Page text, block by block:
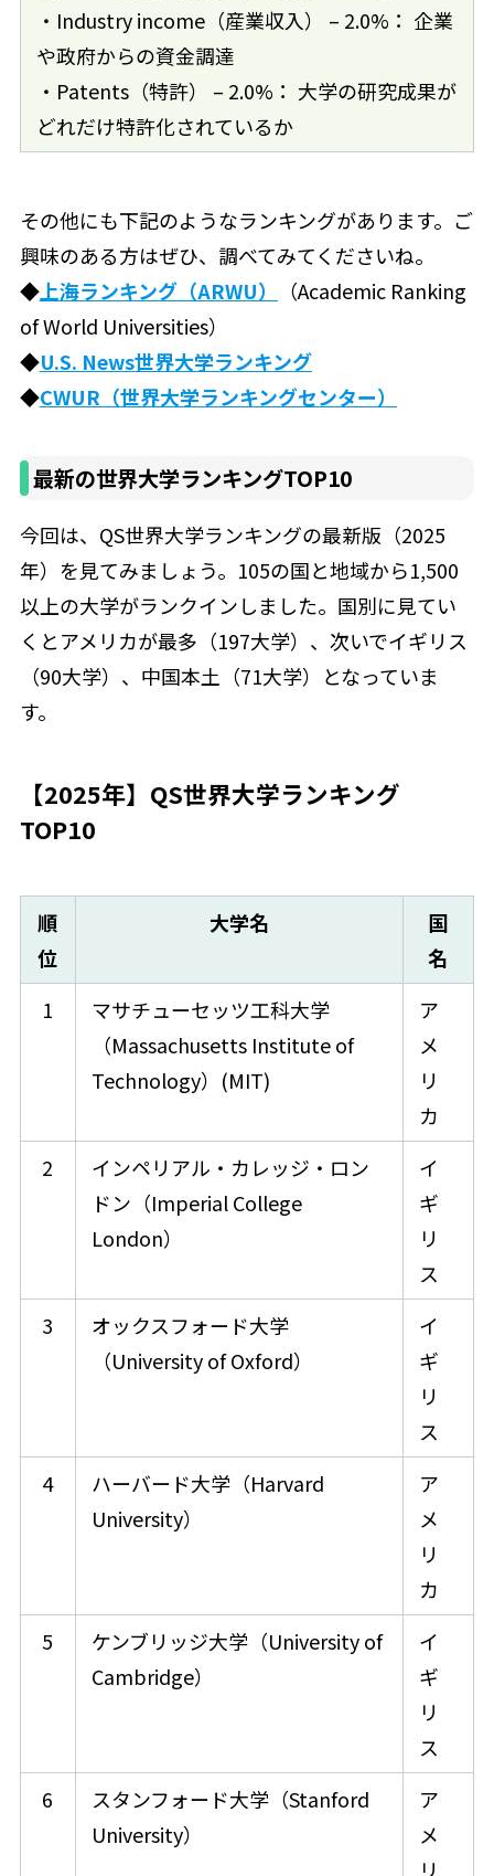
・Industry income（産業収入） – 2.0%： 企業
や政府からの資金調達
・Patents（特許） – 2.0%： 大学の研究成果が
どれだけ特許化されているか
その他にも下記のようなランキングがあります。ご
興味のある方はぜひ、調べてみてくださいね。
◆上海ランキング（ARWU）
（Academic Ranking
of World Universities）
◆U.S. News世界大学ランキング
◆CWUR（世界大学ランキングセンター）
最新の世界大学ランキングTOP10
今回は、QS世界大学ランキングの最新版（2025
年）を見てみましょう。105の国と地域から1,500
以上の大学がランクインしました。国別に見てい
くとアメリカが最多（197大学）、次いでイギリス
（90大学）、中国本土（71大学）となっていま
す。
【2025年】QS世界大学ランキング
TOP10
順
位
大学名
国
名
1
マサチューセッツ工科大学
（Massachusetts Institute of
Technology）(MIT)
ア
メ
リ
カ​
2
インペリアル・カレッジ・ロン
ドン（Imperial College
London）
イ
ギ
リ
ス​
3
オックスフォード大学
（University of Oxford）
イ
ギ
リ
ス​
4
ハーバード大学（Harvard
University）
ア
メ
リ
カ
5
ケンブリッジ大学（University of
Cambridge）
イ
ギ
リ
ス
6
スタンフォード大学（Stanford
University）
ア
メ
リ